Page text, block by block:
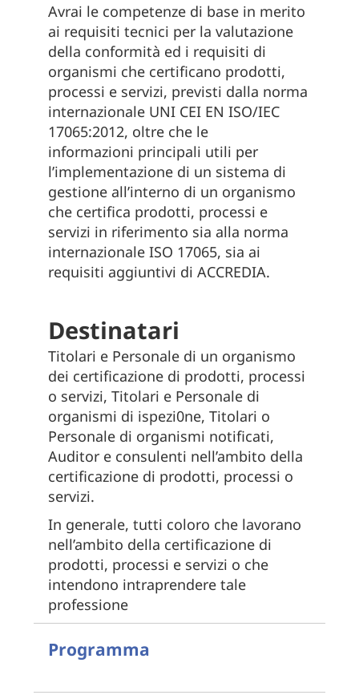
Avrai le competenze di base in merito
ai requisiti tecnici per la valutazione
della conformità ed i requisiti di
organismi che certificano prodotti,
processi e servizi, previsti dalla norma
internazionale UNI CEI EN ISO/IEC
17065:2012, oltre che le
informazioni principali utili per
l’implementazione di un sistema di
gestione all’interno di un organismo
che certifica prodotti, processi e
servizi in riferimento sia alla norma
internazionale ISO 17065, sia ai
requisiti aggiuntivi di ACCREDIA.
Destinatari
Titolari e Personale di un organismo
dei certificazione di prodotti, processi
o servizi, Titolari e Personale di
organismi di ispezi0ne, Titolari o
Personale di organismi notificati,
Auditor e consulenti nell’ambito della
certificazione di prodotti, processi o
servizi.
In generale, tutti coloro che lavorano
nell’ambito della certificazione di
prodotti, processi e servizi o che
intendono intraprendere tale
professione
Strumenti formativi
Programma